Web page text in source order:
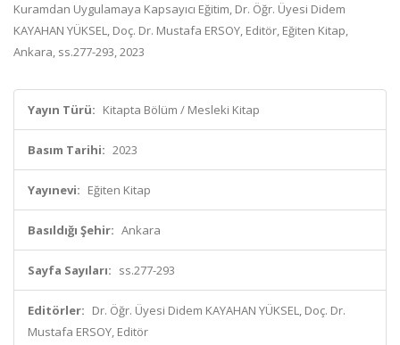
Kuramdan Uygulamaya Kapsayıcı Eğitim, Dr. Öğr. Üyesi Didem
KAYAHAN YÜKSEL, Doç. Dr. Mustafa ERSOY, Editör, Eğiten Kitap,
Ankara, ss.277-293, 2023
Yayın Türü: Kitapta Bölüm / Mesleki Kitap
Basım Tarihi: 2023
Yayınevi: Eğiten Kitap
Basıldığı Şehir: Ankara
Sayfa Sayıları: ss.277-293
Editörler: Dr. Öğr. Üyesi Didem KAYAHAN YÜKSEL, Doç. Dr.
Mustafa ERSOY, Editör